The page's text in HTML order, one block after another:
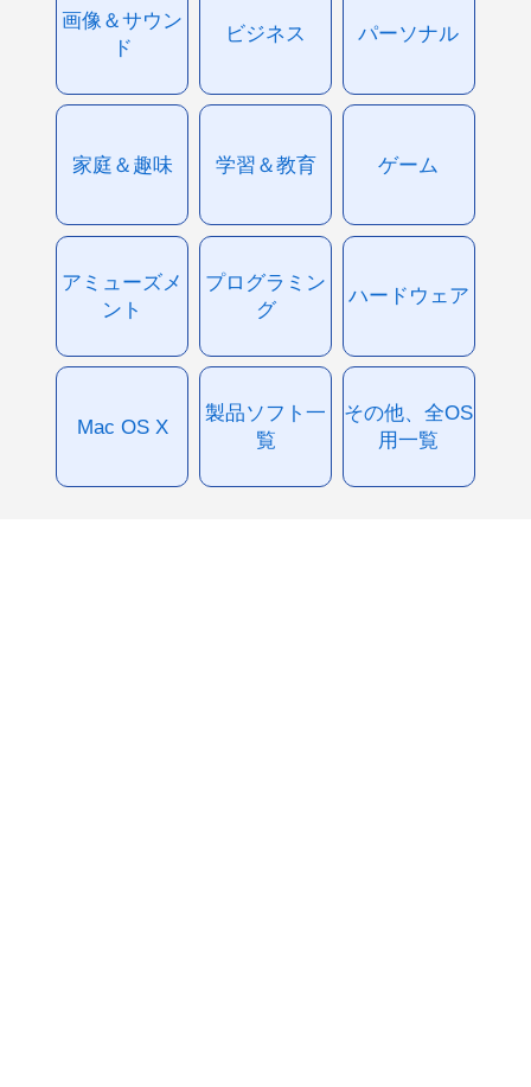
画像＆サウン
ド
ビジネス パーソナル
家庭＆趣味 学習＆教育 ゲーム
アミューズメ
ント
プログラミン
グ
ハードウェア
Mac OS X
製品ソフト一
覧
その他、全OS
用一覧